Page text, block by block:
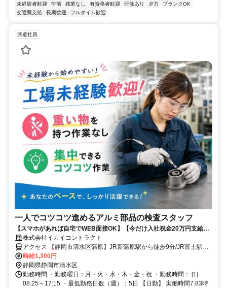
未経験者歓迎
午前 残業なし 有資格者歓迎 研修あり 夕方
ブランクOK
交通費支給
長期歓迎 フルタイム歓迎
派遣社員
一人でコツコツ進めるアルミ部品の検査スタッフ
【スマホがあれば自宅でWEB面接OK】【今だけ入社祝金20万円支給】
人気の日勤土日休みのコツコツ作業のお仕事♪工場デビューにもピッタリ
の軽作業★
株式会社イカイコントラクト
アクセス 【静岡市清水区蒲原】JR新蒲原駅から徒歩9分/JR富士駅か
ら車で16分/JR興津駅から車で15分
時給1,300円
静岡県静岡市清水区
勤務時間 ・勤務曜日：月・火・水・木・金・祝 ・勤務時間： [1]
08:25～17:15 ・最低勤務日数（週）：5日 【日勤】 実働時間7.83時